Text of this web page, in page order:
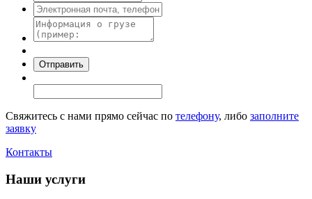
Свяжитесь с нами прямо сейчас по телефону, либо заполните
заявку
Контакты
Наши услуги